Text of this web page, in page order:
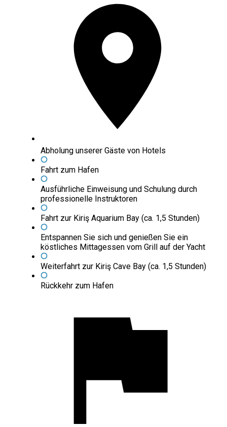
Abholung unserer Gäste von Hotels
Fahrt zum Hafen
Ausführliche Einweisung und Schulung durch
professionelle Instruktoren
Fahrt zur Kiriş Aquarium Bay (ca. 1,5 Stunden)
Entspannen Sie sich und genießen Sie ein
köstliches Mittagessen vom Grill auf der Yacht
Weiterfahrt zur Kiriş Cave Bay (ca. 1,5 Stunden)
Rückkehr zum Hafen